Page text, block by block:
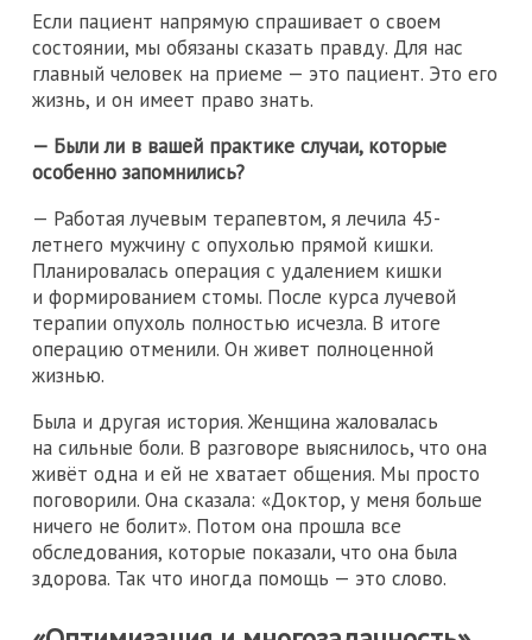
Если пациент напрямую спрашивает о своем
состоянии, мы обязаны сказать правду. Для нас
главный человек на приеме — это пациент. Это его
жизнь, и он имеет право знать.
— Были ли в вашей практике случаи, которые
особенно запомнились?
— Работая лучевым терапевтом, я лечила 45-
летнего мужчину с опухолью прямой кишки.
Планировалась операция с удалением кишки
и формированием стомы. После курса лучевой
терапии опухоль полностью исчезла. В итоге
операцию отменили. Он живет полноценной
жизнью.
Была и другая история. Женщина жаловалась
на сильные боли. В разговоре выяснилось, что она
живёт одна и ей не хватает общения. Мы просто
поговорили. Она сказала: «Доктор, у меня больше
ничего не болит». Потом она прошла все
обследования, которые показали, что она была
здорова. Так что иногда помощь — это слово.